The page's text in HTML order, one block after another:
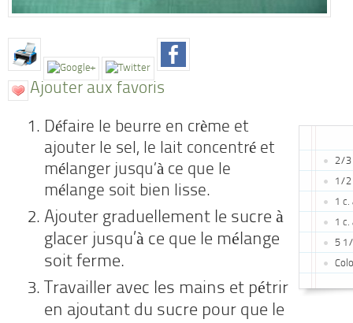
Ajouter aux favoris
2/3
1/2
1 c.
1 c.
5
Défaire le beurre en crème et
ajouter le sel, le lait concentré et
mélanger jusqu’à ce que le
mélange soit bien lisse.
Ajouter graduellement le sucre à
glacer jusqu’à ce que le mélange
soit ferme.
Travailler avec les mains et pétrir
en ajoutant du sucre pour que le